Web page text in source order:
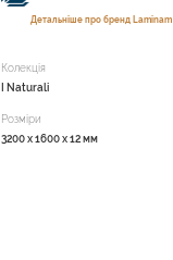
Детальніше про бренд Laminam
Колекція
I Naturali
Розміри
3200 x 1600 x 12 мм